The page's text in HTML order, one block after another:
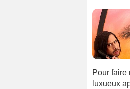
Pour faire
luxueux